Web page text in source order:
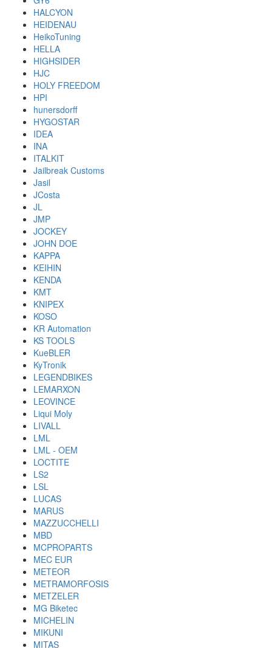
HALCYON
HEIDENAU
HeikoTuning
HELLA
HIGHSIDER
HJC
HOLY FREEDOM
HPI
hunersdorff
HYGOSTAR
IDEA
INA
ITALKIT
Jailbreak Customs
Jasil
JCosta
JL
JMP
JOCKEY
JOHN DOE
KAPPA
KEIHIN
KENDA
KMT
KNIPEX
KOSO
KR Automation
KS TOOLS
KueBLER
KyTronik
LEGENDBIKES
LEMARXON
LEOVINCE
Liqui Moly
LIVALL
LML
LML - OEM
LOCTITE
LS2
LSL
LUCAS
MARUS
MAZZUCCHELLI
MBD
MCPROPARTS
MEC EUR
METEOR
METRAMORFOSIS
METZELER
MG Biketec
MICHELIN
MIKUNI
MITAS